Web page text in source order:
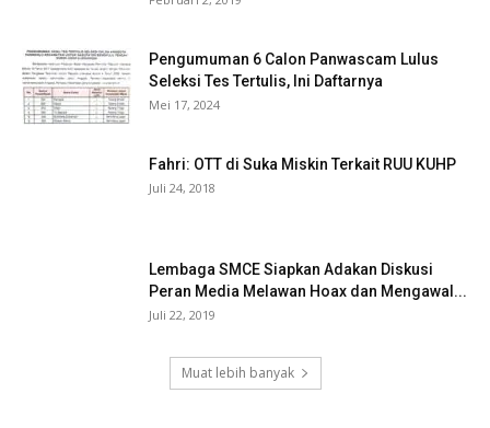
Pengumuman 6 Calon Panwascam Lulus
Seleksi Tes Tertulis, Ini Daftarnya
Mei 17, 2024
Fahri: OTT di Suka Miskin Terkait RUU KUHP
Juli 24, 2018
Lembaga SMCE Siapkan Adakan Diskusi
Peran Media Melawan Hoax dan Mengawal...
Juli 22, 2019
Muat lebih banyak